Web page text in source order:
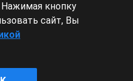
Игры
кнопку
сайт, Вы